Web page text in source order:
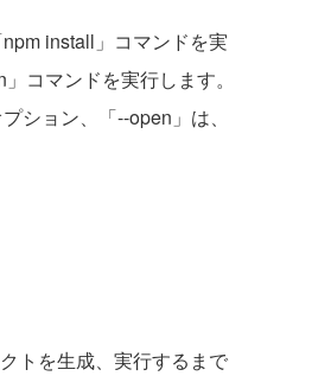
install」コマンドを実
コマンドを実行します。
ション、「--open」は、
トを生成、実行するまで